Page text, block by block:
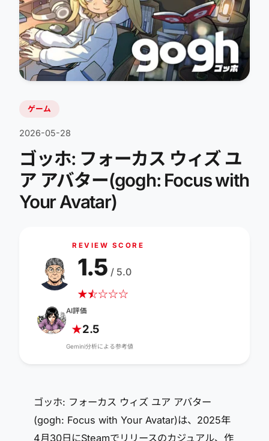
ゲーム
2026-05-28
ゴッホ: フォーカス ウィズ ユ
ア アバター(gogh: Focus with
Your Avatar)
REVIEW SCORE
★☆
★☆☆☆
1.5 / 5.0
AI評価
★2.5
Gemini分析による参考値
ゴッホ: フォーカス ウィズ ユア アバター
(gogh: Focus with Your Avatar)は、2025年
4月30日にSteamでリリースのカジュアル、作